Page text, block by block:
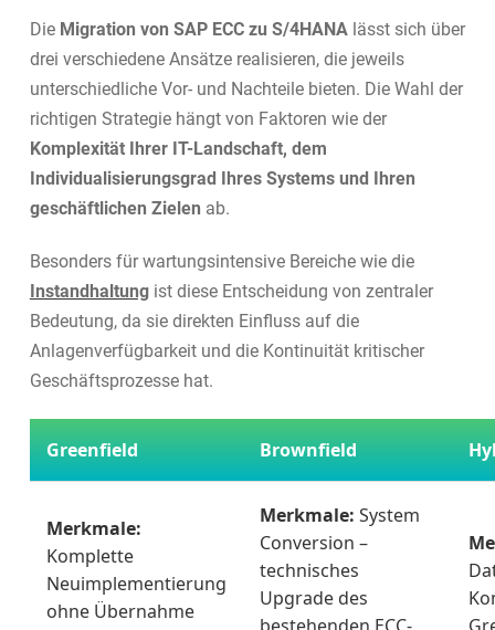
Die Migration von SAP ECC zu S/4HANAlässt sich über
drei verschiedene Ansätze realisieren, die jeweils
unterschiedliche Vor- und Nachteile bieten. Die Wahl der
richtigen Strategie hängt von Faktoren wie der
Komplexität Ihrer IT-Landschaft, dem
Individualisierungsgrad Ihres Systems und Ihren
geschäftlichen Zielen ab.
Besonders für wartungsintensive Bereiche wie die
Instandhaltungist diese Entscheidung von zentraler
Bedeutung, da sie direkten Einfluss auf die
Anlagenverfügbarkeit und die Kontinuität kritischer
Geschäftsprozesse hat.
Greenfield Brownfield
Merkmale:
Komplette
Neuimplementierung
ohne Übernahme
Merkmale: System
Conversion –
technisches
Upgrade des